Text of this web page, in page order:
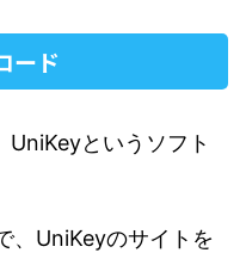
ード
UniKeyというソフト
、UniKeyのサイトを